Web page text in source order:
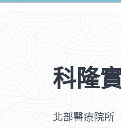
科隆
北部醫療院所